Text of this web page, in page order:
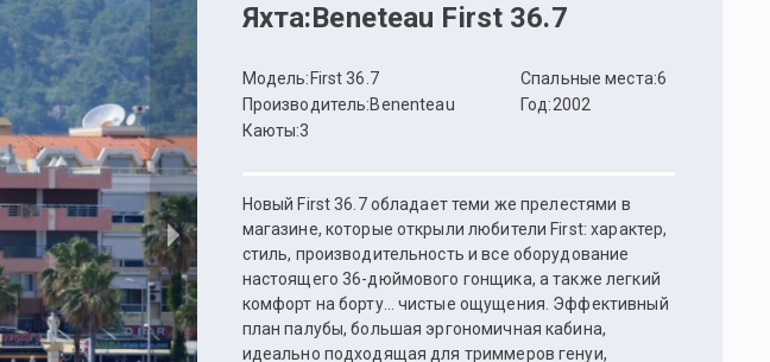
Яхта:Beneteau First 36.7
Модель: First 36.7
Производитель:Benenteau
Каюты:3
Спальные места:6
Год:2002
Новый First 36.7 обладает теми же прелестями в
магазине, которые открыли любители First: характер,
стиль, производительность и все оборудование
настоящего 36-дюймового гонщика, а также легкий
комфорт на борту… чистые ощущения. Эффективный
план палубы, большая эргономичная кабина,
идеально подходящая для триммеров генуи,